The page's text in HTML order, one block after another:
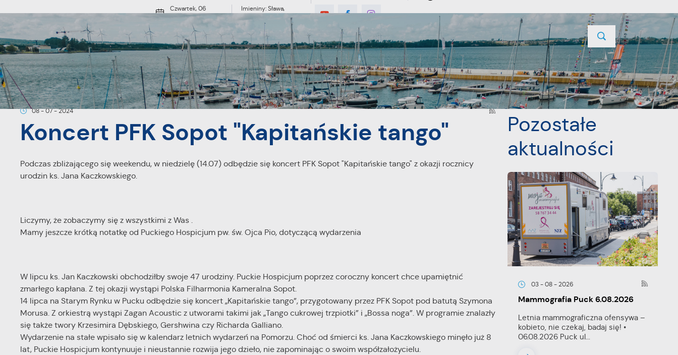
Czwartek, 06
sierpnia 2026
Imieniny: Sława,
Jakub, Stefan
Pochmurno
O MIEŚCIE MIESZKANIEC TURYSTYKA INWESTYCJE PROJEKTY UNIJNE KONTAKT
Strona główna Aktualności Koncert PFK Sopot "Kapitańskie tango" POPRZEDNI NASTĘPNY
08 - 07 - 2024
Koncert PFK Sopot "Kapitańskie tango"
Podczas zbliżającego się weekendu, w niedzielę (14.07) odbędzie się koncert PFK Sopot "Kapitańskie tango" z okazji rocznicy
urodzin ks. Jana Kaczkowskiego.
Liczymy, że zobaczymy się z wszystkimi z Was .
Mamy jeszcze krótką notatkę od Puckiego Hospicjum pw. św. Ojca Pio, dotyczącą wydarzenia
W lipcu ks. Jan Kaczkowski obchodziłby swoje 47 urodziny. Puckie Hospicjum poprzez coroczny koncert chce upamiętnić
zmarłego kapłana. Z tej okazji wystąpi Polska Filharmonia Kameralna Sopot.
14 lipca na Starym Rynku w Pucku odbędzie się koncert „Kapitańskie tango”, przygotowany przez PFK Sopot pod batutą Szymona
Morusa. Z orkiestrą wystąpi Zagan Acoustic z utworami takimi jak „Tango cukrowej trzpiotki” i „Bossa noga”. W programie znalazły
się także twory Krzesimira Dębskiego, Gershwina czy Richarda Galliano.
Wydarzenie na stałe wpisało się w kalendarz letnich wydarzeń na Pomorzu. Choć od śmierci ks. Jana Kaczkowskiego minęło już 8
lat, Puckie Hospicjum kontynuuje i nieustannie rozwija jego dzieło, nie zapominając o swoim współzałożycielu.
Pozostałe
aktualności
03 - 08 - 2026
Mammografia Puck 6.08.2026
Letnia mammograficzna ofensywa –
kobieto, nie czekaj, badaj się! •
06.08.2026 Puck ul...